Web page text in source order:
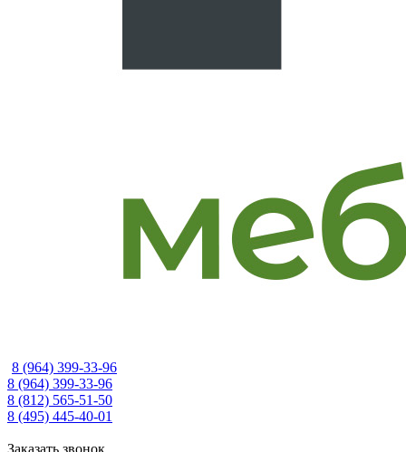
8 (964) 399-33-96
8 (964) 399-33-96
8 (812) 565-51-50
8 (495) 445-40-01
Заказать звонок